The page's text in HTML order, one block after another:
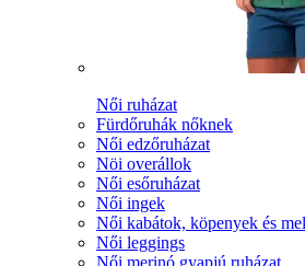
Női ruházat
Fürdőruhák nőknek
Női edzőruházat
Nöi overállok
Női esőruházat
Női ingek
Női kabátok, köpenyek és
Női leggings
Női merinó gyapjú ruházat